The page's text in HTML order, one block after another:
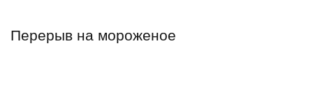
Перерыв на мороженое